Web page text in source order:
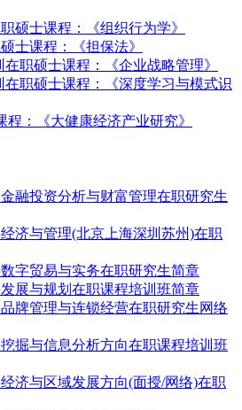
硕士课程：《组织行为学》
士课程：《担保法》
在职硕士课程：《企业战略管理》
在职硕士课程：《深度学习与模式识
程：《大健康经济产业研究》
融投资分析与财富管理在职研究生
济与管理(北京上海深圳苏州)在职
字贸易与实务在职研究生简章
展与规划在职课程培训班简章
牌管理与连锁经营在职研究生网络
掘与信息分析方向在职课程培训班
经济与区域发展方向(面授/网络)在职